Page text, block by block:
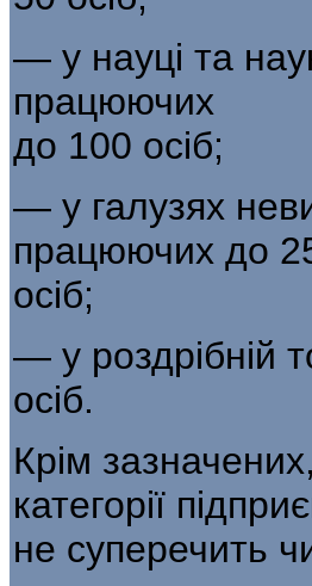
— у науці та
працюючих
до 100 осіб;
— у галузях
працюючих до
осіб;
— у роздрібній
осіб.
Крім
категорії
не суперечить